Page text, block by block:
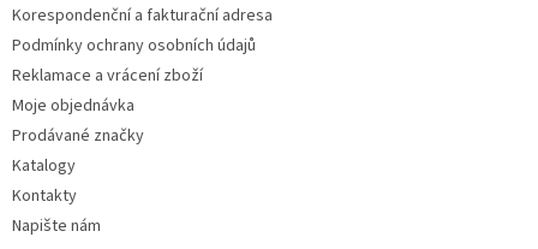
s
Korespondenční a fakturační adresa
Podmínky ochrany osobních údajů
Reklamace a vrácení zboží
Moje objednávka
Prodávané značky
Katalogy
Kontakty
Napište nám